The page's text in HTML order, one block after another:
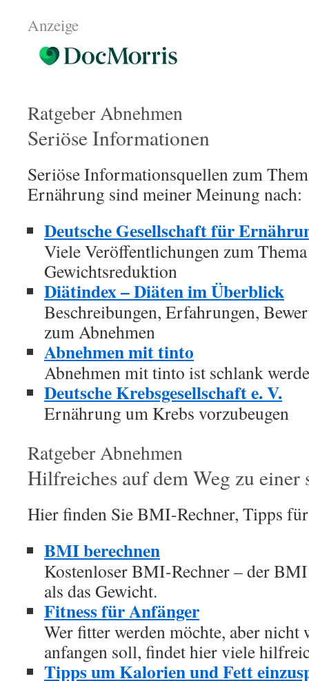
Anzeige
Ratgeber Abnehmen
Seriöse Informationen
Seriöse Informationsquellen zum
Ernährung sind meiner Meinung nach:
Deutsche Gesellschaft für
Viele Veröffentlichungen zum
Gewichtsreduktion
Diätindex – Diäten im Überblick
Beschreibungen, Erfahrungen,
zum Abnehmen
Abnehmen mit tinto
Abnehmen mit tinto ist schlank
Deutsche Krebsgesellschaft e. V.
Ernährung um Krebs vorzubeugen
Ratgeber Abnehmen
Hilfreiches auf dem Weg zu einer
Hier finden Sie BMI-Rechner, Tipps
BMI berechnen
Kostenloser BMI-Rechner – der
als das Gewicht.
Fitness für Anfänger
Wer fitter werden möchte, aber nicht
anfangen soll, findet hier viele
Tipps um Kalorien und Fett